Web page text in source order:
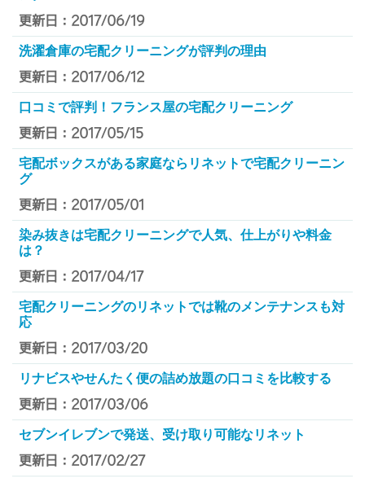
更新日：2017/06/19
洗濯倉庫の宅配クリーニングが評判の理由
更新日：2017/06/12
口コミで評判！フランス屋の宅配クリーニング
更新日：2017/05/15
宅配ボックスがある家庭ならリネットで宅配クリーニン
グ
更新日：2017/05/01
染み抜きは宅配クリーニングで人気、仕上がりや料金
は？
更新日：2017/04/17
宅配クリーニングのリネットでは靴のメンテナンスも対
応
更新日：2017/03/20
リナビスやせんたく便の詰め放題の口コミを比較する
更新日：2017/03/06
セブンイレブンで発送、受け取り可能なリネット
更新日：2017/02/27